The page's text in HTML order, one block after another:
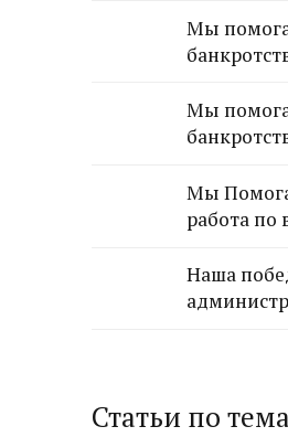
районного
Мы
Мы
Мы
работа по
Кансузян
Наша
Статьи по